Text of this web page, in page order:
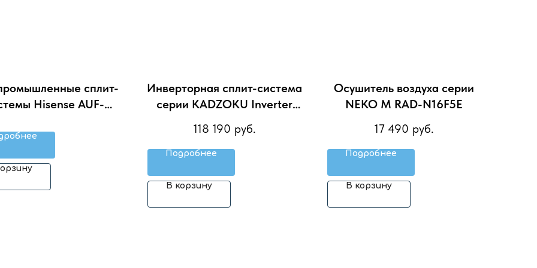
сплит-
Hisense AUF-
Инверторная сплит-система
серии KADZOKU Inverter
(комплект)
118 190 руб.
Подробнее
В корзину
Осушитель воздуха серии
NEKO M RAD-N16F5E
17 490 руб.
Подробнее
В корзину